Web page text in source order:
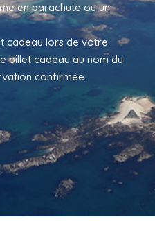
en parachute ou un
cadeau lors de votre
billet cadeau au nom du
confirmée.